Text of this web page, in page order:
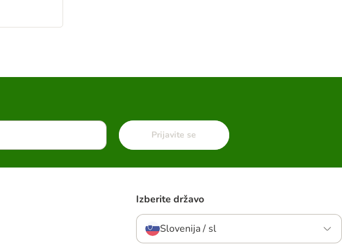
Prijavite se
Izberite državo
Slovenija / sl